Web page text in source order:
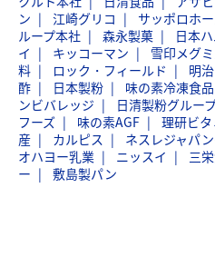
ン
江崎グリコ サッポロホ
ループ本社
森永製菓 日本
イ
キッコーマン 雪印メグ
料
ロック・フィールド 明治
酢
日本製粉 味の素冷凍食品
ンビバレッジ
日清製粉グルー
フーズ
味の素AGF 理研ビ
産
カルピス ネスレジャパ
オハヨー乳業
ニッスイ 三
ー
敷島製パン